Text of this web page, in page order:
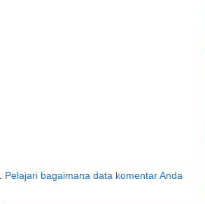
Pelajari bagaimana data komentar Anda